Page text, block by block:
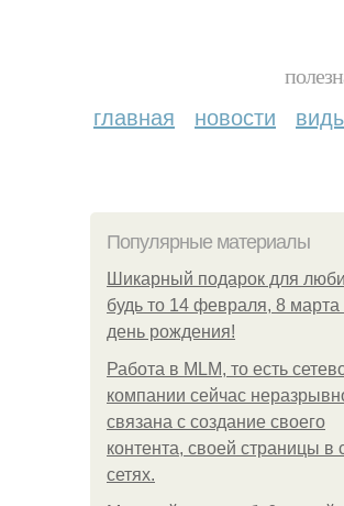
главная новости
Популярные материалы
Шикарный подарок для
будь то 14 февраля, 8 марта
день рождения!
Работа в MLM, то есть
компании сейчас
связана с создание своего
контента, своей страницы в
сетях.